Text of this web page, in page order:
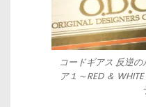
コードギアス 反逆の
ア１～RED ＆